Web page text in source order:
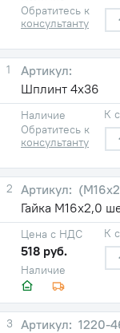
Обратитесь к
консультанту
1
Шплинт 4х36
Наличие
Обратитесь к
консультанту
К
2
Гайка М16х2,0
Наличие
Цена с НДС
518 руб.
К
3
1220-